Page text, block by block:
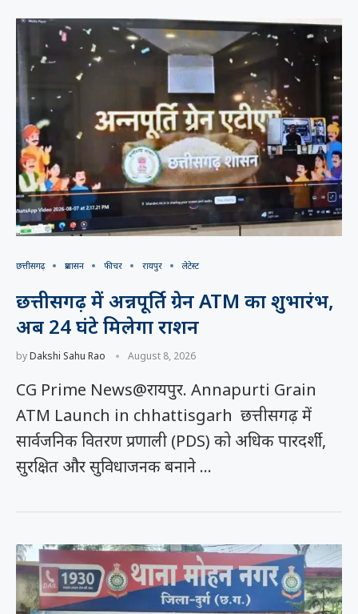
छत्तीसगढ़ प्रशासन फीचर रायपुर लेटेस्ट
छत्तीसगढ़ में अन्नपूर्ति ग्रेन ATM का शुभारंभ,
अब 24 घंटे मिलेगा राशन
byDakshi Sahu Rao August 8, 2026
CG Prime News@रायपुर. Annapurti Grain
ATM Launch in chhattisgarh छत्तीसगढ़ में
सार्वजनिक वितरण प्रणाली (PDS) को अधिक पारदर्शी,
सुरक्षित और सुविधाजनक बनाने …